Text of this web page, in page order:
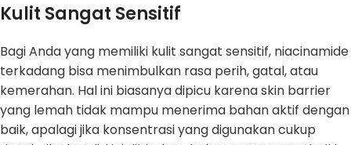
Kulit Sangat Sensitif
Bagi Anda yang memiliki kulit sangat sensitif, niacinamide
terkadang bisa menimbulkan rasa perih, gatal, atau
kemerahan. Hal ini biasanya dipicu karena skin barrier
yang lemah tidak mampu menerima bahan aktif dengan
baik, apalagi jika konsentrasi yang digunakan cukup